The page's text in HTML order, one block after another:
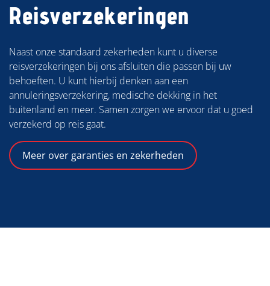
Reisverzekeringen
Naast onze standaard zekerheden kunt u diverse
reisverzekeringen bij ons afsluiten die passen bij uw
behoeften. U kunt hierbij denken aan een
annuleringsverzekering, medische dekking in het
buitenland en meer. Samen zorgen we ervoor dat u goed
verzekerd op reis gaat.
Meer over garanties en zekerheden